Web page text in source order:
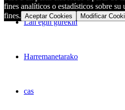
Lan egin gurekin
Harremanetarako
cas
fines analíticos o estadísticos sobre
fines. Aceptar Cookies Modificar